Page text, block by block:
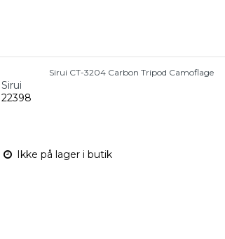
Sirui CT-3204 Carbon Tripod Camoflage
Sirui
22398
Ikke på lager i butik